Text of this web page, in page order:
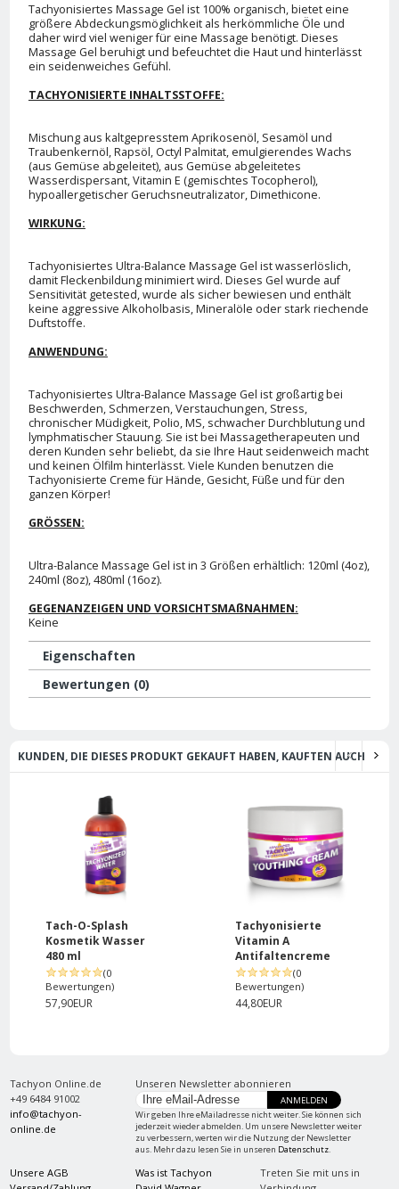
Tachyonisiertes Massage Gel ist 100% organisch, bietet eine
größere Abdeckungsmöglichkeit als herkömmliche Öle und
daher wird viel weniger für eine Massage benötigt. Dieses
Massage Gel beruhigt und befeuchtet die Haut und hinterlässt
ein seidenweiches Gefühl.
TACHYONISIERTE INHALTSSTOFFE:
Mischung aus kaltgepresstem Aprikosenöl, Sesamöl und
Traubenkernöl, Rapsöl, Octyl Palmitat, emulgierendes Wachs
(aus Gemüse abgeleitet), aus Gemüse abgeleitetes
Wasserdispersant, Vitamin E (gemischtes Tocopherol),
hypoallergetischer Geruchsneutralizator, Dimethicone.
WIRKUNG:
Tachyonisiertes Ultra-Balance Massage Gel ist wasserlöslich,
damit Fleckenbildung minimiert wird. Dieses Gel wurde auf
Sensitivität getested, wurde als sicher bewiesen und enthält
keine aggressive Alkoholbasis, Mineralöle oder stark riechende
Duftstoffe.
ANWENDUNG:
Tachyonisiertes Ultra-Balance Massage Gel ist großartig bei
Beschwerden, Schmerzen, Verstauchungen, Stress,
chronischer Müdigkeit, Polio, MS, schwacher Durchblutung und
lymphmatischer Stauung. Sie ist bei Massagetherapeuten und
deren Kunden sehr beliebt, da sie Ihre Haut seidenweich macht
und keinen Ölfilm hinterlässt. Viele Kunden benutzen die
Tachyonisierte Creme für Hände, Gesicht, Füße und für den
ganzen Körper!
GRÖSSEN:
Ultra-Balance Massage Gel ist in 3 Größen erhältlich: 120ml (4oz),
240ml (8oz), 480ml (16oz).
GEGENANZEIGEN UND VORSICHTSMAßNAHMEN:
Keine
Eigenschaften
Bewertungen (0)
KUNDEN, DIE DIESES PRODUKT GEKAUFT HABEN, KAUFTEN AUCH
Tach-O-Splash
Kosmetik Wasser
480 ml
(0
Bewertungen)
57,90EUR
Tachyonisierte
Vitamin A
Antifaltencreme
(0
Bewertungen)
44,80EUR
Tachyon Online.de
+49 6484 91002
info@tachyon-
online.de
Unseren Newsletter abonnieren
ANMELDEN
Wir geben Ihre eMailadresse nicht weiter. Sie können sich
jederzeit wieder abmelden. Um unsere Newsletter weiter
zu verbessern, werten wir die Nutzung der Newsletter
aus. Mehr dazu lesen Sie in unseren Datenschutz.
Unsere AGB
Was ist Tachyon
Treten Sie mit uns in